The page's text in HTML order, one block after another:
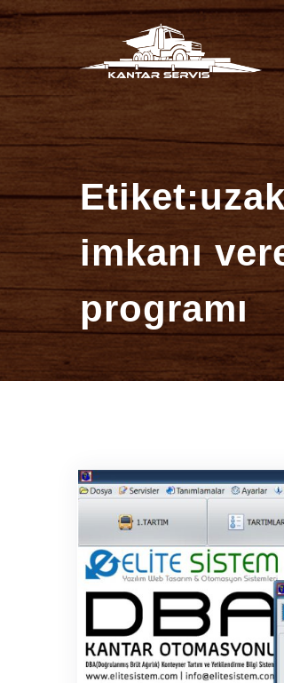
İçeriğe
atla
imkanı
programı